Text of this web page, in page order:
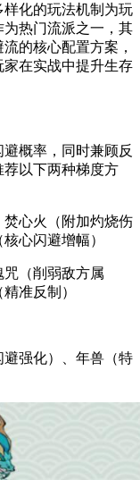
样化的玩法机制为玩
热门流派之一，其
的核心配置方案，
在实战中提升生存
概率，同时兼顾反
以下两种梯度方
心火（附加灼烧伤
心闪避增幅）
（削弱敌方属
准反制）
强化）、年兽（特